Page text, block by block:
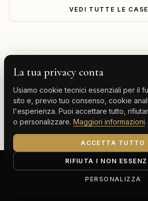
VEDI TUTTE LE
— ESPLORA PER
Milano Cervinia Tenerife
Monte Carlo
Corso Buenos Aires 64, 20124
La tua privacy conta
Usiamo cookie tecnici essenziali per il
sito e, previo tuo consenso, cookie
l'esperienza. Puoi accettare tutto,
o personalizzare. Maggiori informazioni.
ACCETTA TUTTO
RIFIUTA I NON
PERSONALIZZA